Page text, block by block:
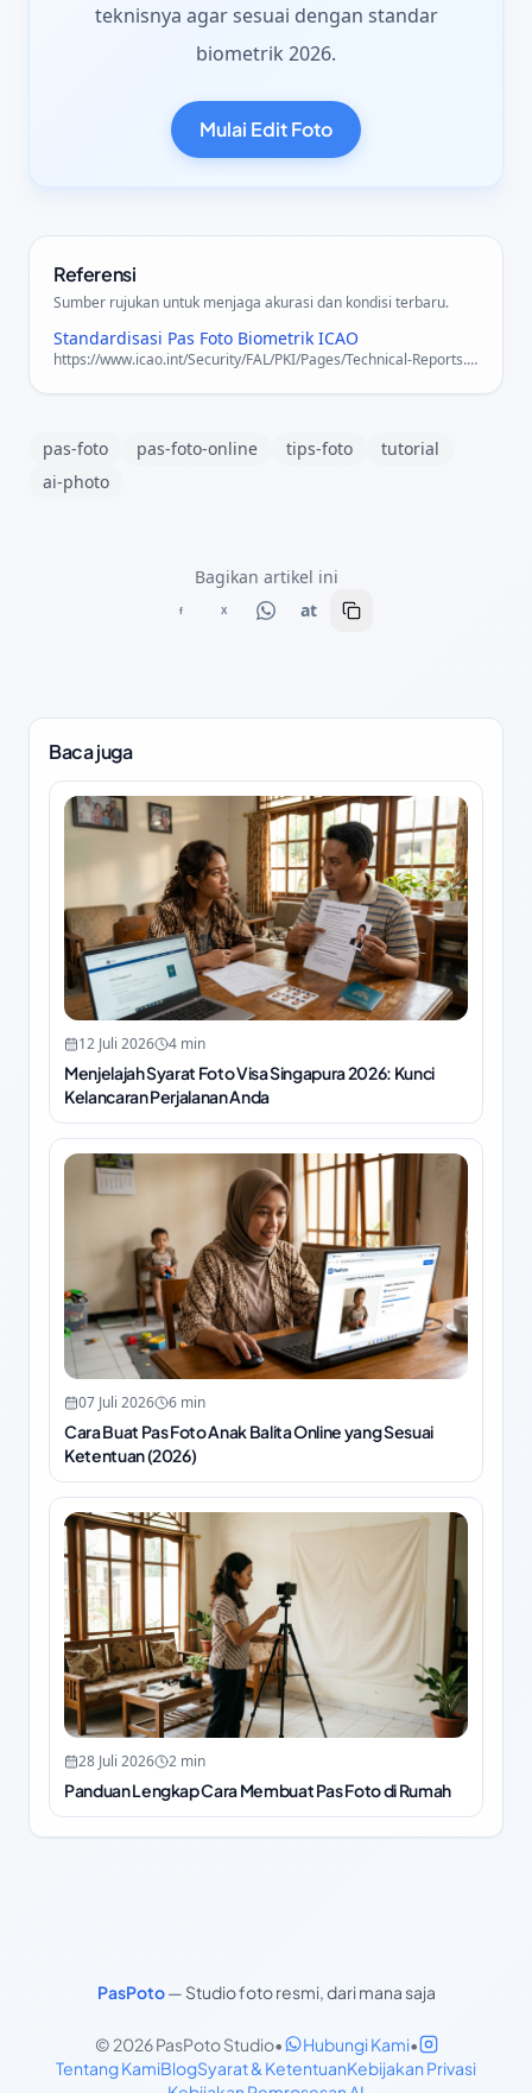
teknisnya agar sesuai dengan standar
biometrik 2026.
Mulai Edit Foto
Referensi
Sumber rujukan untuk menjaga akurasi dan kondisi terbaru.
Standardisasi Pas Foto Biometrik ICAO
https://www.icao.int/Security/FAL/PKI/Pages/Technical-Reports.aspx
pas-foto pas-foto-online tips-foto
tutorial
ai-photo
Bagikan artikel ini
f X at
Baca juga
12 Juli 2026 4 min
Menjelajah Syarat Foto Visa Singapura 2026: Kunci
Kelancaran Perjalanan Anda
07 Juli 2026 6 min
Cara Buat Pas Foto Anak Balita Online yang Sesuai
Ketentuan (2026)
28 Juli 2026 2 min
Panduan Lengkap Cara Membuat Pas Foto di Rumah
PasPoto— Studio foto resmi, dari mana saja
© 2026 PasPoto Studio• Hubungi Kami•
Tentang KamiBlogSyarat & KetentuanKebijakan Privasi